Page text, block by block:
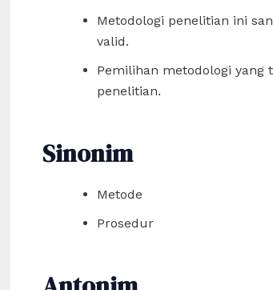
Metodologi penelitian ini
valid.
Pemilihan metodologi yang
penelitian.
Sinonim
Metode
Prosedur